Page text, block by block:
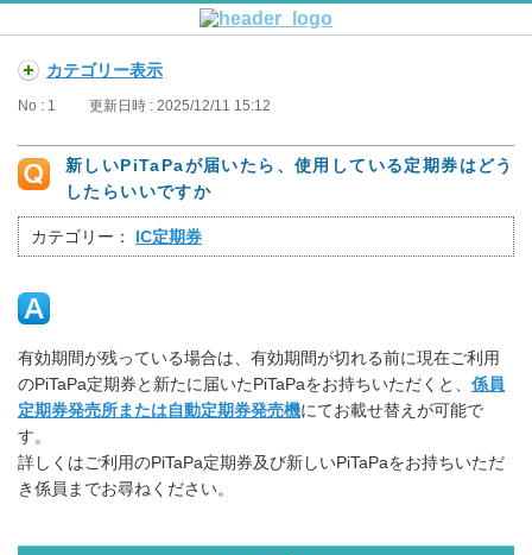
カテゴリー表示
No : 1 更新日時 : 2025/12/11 15:12
新しいPiTaPaが届いたら、使用している定期券はどう
したらいいですか
カテゴリー： IC定期券
有効期間が残っている場合は、有効期間が切れる前に現在ご利用
のPiTaPa定期券と新たに届いたPiTaPaをお持ちいただくと、 係員
定期券発売所または自動定期券発売機にてお載せ替えが可能で
す。
詳しくはご利用のPiTaPa定期券及び新しいPiTaPaをお持ちいただ
き係員までお尋ねください。